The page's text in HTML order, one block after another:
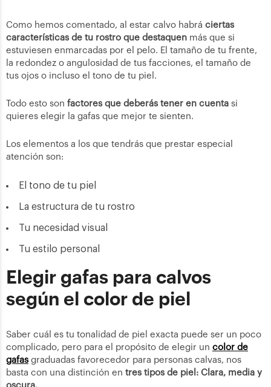
Como hemos comentado, al estar calvo habrá ciertas
características de tu rostro que destaquen más que si
estuviesen enmarcadas por el pelo. El tamaño de tu frente,
la redondez o angulosidad de tus facciones, el tamaño de
tus ojos o incluso el tono de tu piel.
Todo esto son factores que deberás tener en cuenta si
quieres elegir la gafas que mejor te sienten.
Los elementos a los que tendrás que prestar especial
atención son:
El tono de tu piel
La estructura de tu rostro
Tu necesidad visual
Tu estilo personal
Elegir gafas para calvos
según el color de piel
Saber cuál es tu tonalidad de piel exacta puede ser un poco
complicado, pero para el propósito de elegir un color de
gafasgraduadas favorecedor para personas calvas, nos
basta con una distinción en tres tipos de piel: Clara, media y